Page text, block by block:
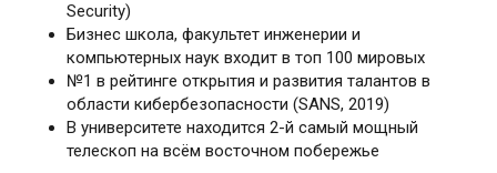
Security)
Бизнес школа, факультет инженерии и
компьютерных наук входит в топ 100 мировых
№1 в рейтинге открытия и развития талантов в
области кибербезопасности (SANS, 2019)
В университете находится 2-й самый мощный
телескоп на всём восточном побережье